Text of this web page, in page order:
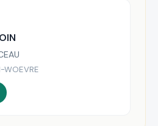
WOEVRE